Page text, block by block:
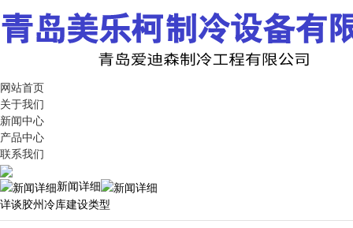
网站首页
关于我们
新闻中心
产品中心
联系我们
新闻详细
详谈胶州冷库建设类型